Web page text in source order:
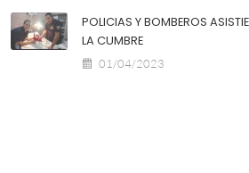
POLICIAS Y BOMBEROS
LA CUMBRE
01/04/2023